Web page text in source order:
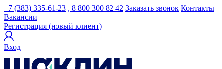
+7 (383) 335-61-23 , 8 800 300 82 42 Заказать звонок Контакты
Вакансии
Регистрация (новый клиент)
Вход